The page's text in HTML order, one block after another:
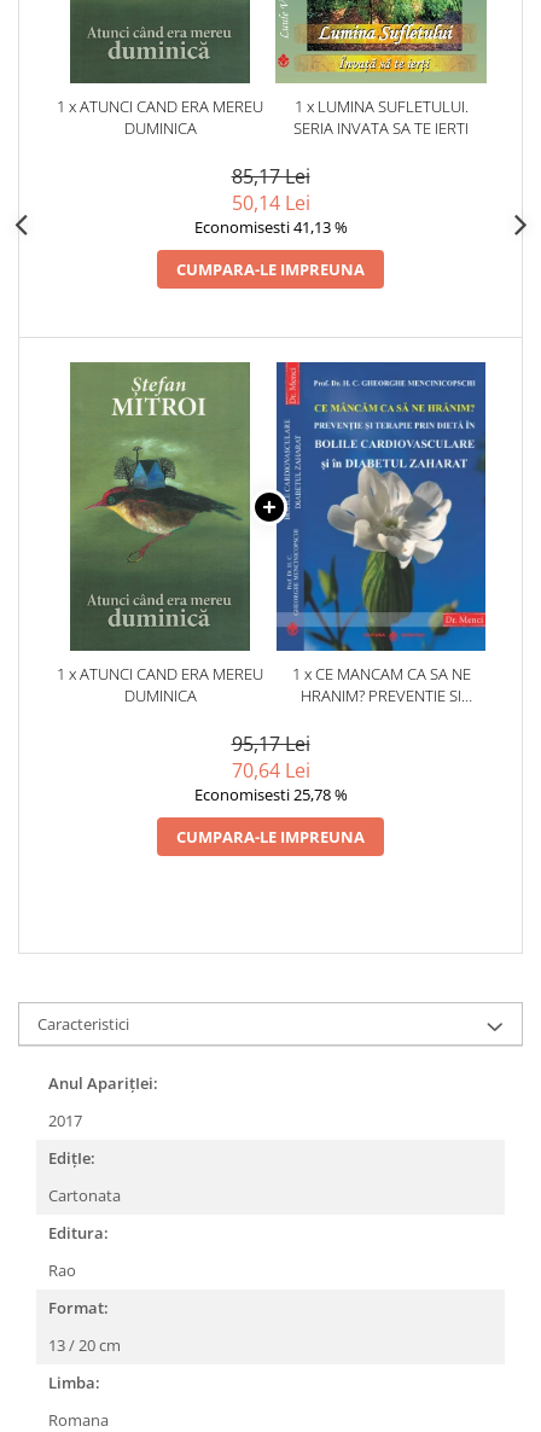
1 x ATUNCI CAND ERA MEREU
DUMINICA
1 x LUMINA SUFLETULUI.
SERIA INVATA SA TE IERTI
85,17 Lei
50,14 Lei
Economisesti 41,13 %
CUMPARA-LE IMPREUNA
1 x ATUNCI CAND ERA MEREU
DUMINICA
1 x CE MANCAM CA SA NE
HRANIM? PREVENTIE SI
CARDIOVASCULARE SI IN
95,17 Lei
70,64 Lei
Economisesti 25,78 %
CUMPARA-LE IMPREUNA
Caracteristici
Anul AparițIei:
2017
EdițIe:
Cartonata
Editura:
Rao
Format:
13 / 20 cm
Limba:
Romana